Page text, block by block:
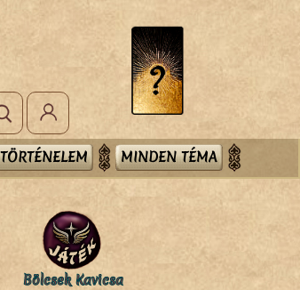
MINDEN TÉMA
Bölcsek Kavicsa